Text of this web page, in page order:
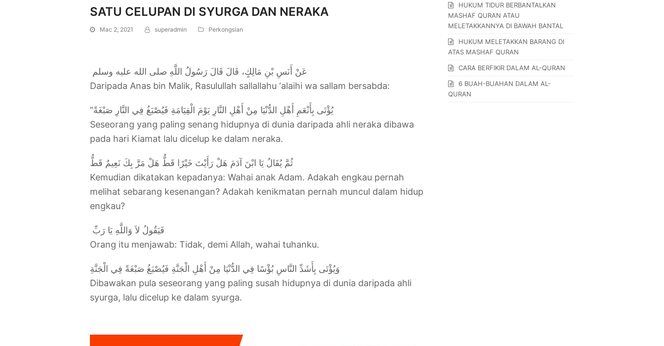
SATU CELUPAN DI SYURGA DAN NERAKA
Mac 2, 2021 superadmin Perkongsian
عَنْ أَنَسِ بْنِ مَالِكٍ، قَالَ قَالَ رَسُولُ اللَّهِ صلى الله عليه وسلم ‏
Daripada Anas bin Malik, Rasulullah sallallahu ‘alaihi wa sallam bersabda:
“‏ يُؤْتَى بِأَنْعَمِ أَهْلِ الدُّنْيَا مِنْ أَهْلِ النَّارِ يَوْمَ الْقِيَامَةِ فَيُصْبَغُ فِي النَّارِ صَبْغَةً
Seseorang yang paling senang hidupnya di dunia daripada ahli neraka dibawa
pada hari Kiamat lalu dicelup ke dalam neraka.
ثُمَّ يُقَالُ يَا ابْنَ آدَمَ هَلْ رَأَيْتَ خَيْرًا قَطُّ هَلْ مَرَّ بِكَ نَعِيمٌ قَطُّ
Kemudian dikatakan kepadanya: Wahai anak Adam. Adakah engkau pernah
melihat sebarang kesenangan? Adakah kenikmatan pernah muncul dalam hidup
engkau?
فَيَقُولُ لاَ وَاللَّهِ يَا رَبِّ ‏‏
Orang itu menjawab: Tidak, demi Allah, wahai tuhanku.
وَيُؤْتَى بِأَشَدِّ النَّاسِ بُؤْسًا فِي الدُّنْيَا مِنْ أَهْلِ الْجَنَّةِ فَيُصْبَغُ صَبْغَةً فِي الْجَنَّةِ
Dibawakan pula seseorang yang paling susah hidupnya di dunia daripada ahli
syurga, lalu dicelup ke dalam syurga.
HUKUM TIDUR BERBANTALKAN
MASHAF QURAN ATAU
MELETAKKANNYA DI BAWAH BANTAL
HUKUM MELETAKKAN BARANG DI
ATAS MASHAF QURAN
CARA BERFIKIR DALAM AL-QURAN
6 BUAH-BUAHAN DALAM AL-
QURAN